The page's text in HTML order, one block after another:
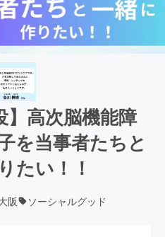
】高次脳機能障
を当事者たちと
たい！！
阪 ソーシャルグッド